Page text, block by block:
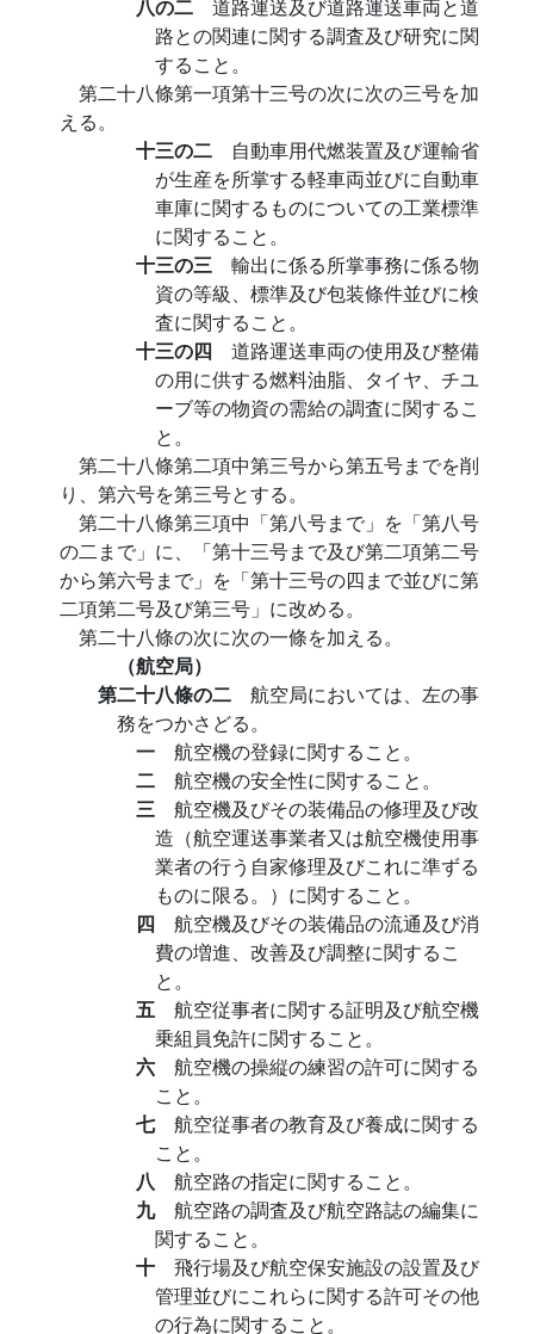
八の二 道路運送及び道路運送車両と道
路との関連に関する調査及び研究に関
すること。
第二十八條第一項第十三号の次に次の三号を加
える。
十三の二 自動車用代燃装置及び運輸省
が生産を所掌する軽車両並びに自動車
車庫に関するものについての工業標準
に関すること。
十三の三 輸出に係る所掌事務に係る物
資の等級、標準及び包装條件並びに検
査に関すること。
十三の四 道路運送車両の使用及び整備
の用に供する燃料油脂、タイヤ、チユ
ーブ等の物資の需給の調査に関するこ
と。
第二十八條第二項中第三号から第五号までを削
り、第六号を第三号とする。
第二十八條第三項中「第八号まで」を「第八号
の二まで」に、「第十三号まで及び第二項第二号
から第六号まで」を「第十三号の四まで並びに第
二項第二号及び第三号」に改める。
第二十八條の次に次の一條を加える。
（航空局）
第二十八條の二 航空局においては、左の事
務をつかさどる。
一 航空機の登録に関すること。
二 航空機の安全性に関すること。
三 航空機及びその装備品の修理及び改
造（航空運送事業者又は航空機使用事
業者の行う自家修理及びこれに準ずる
ものに限る。）に関すること。
四 航空機及びその装備品の流通及び消
費の増進、改善及び調整に関するこ
と。
五 航空従事者に関する証明及び航空機
乗組員免許に関すること。
六 航空機の操縦の練習の許可に関する
こと。
七 航空従事者の教育及び養成に関する
こと。
八 航空路の指定に関すること。
九 航空路の調査及び航空路誌の編集に
関すること。
十 飛行場及び航空保安施設の設置及び
管理並びにこれらに関する許可その他
の行為に関すること。